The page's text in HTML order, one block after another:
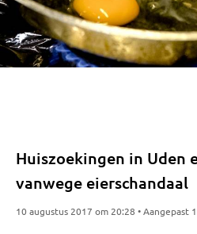
Huiszoekingen in Uden
vanwege eierschandaal
10 augustus 2017 om 20:28 • Aangepast